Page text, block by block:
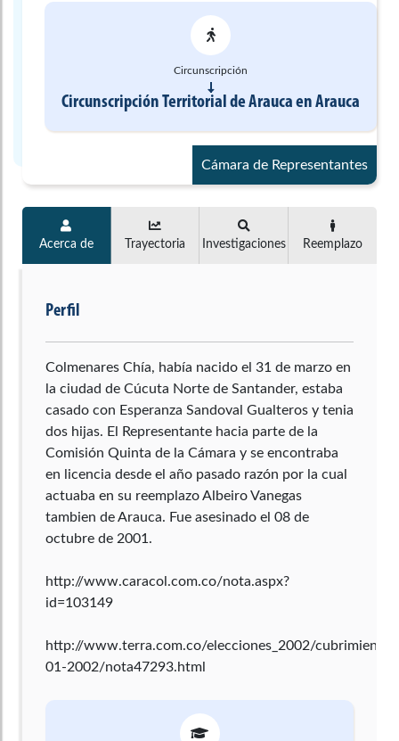
Circunscripción
Circunscripción Territorial de AraucaenArauca
Cámara de Representantes
Acerca de Trayectoria Investigaciones Reemplazo
Perfil
Colmenares Chía, había nacido el 31 de marzo en
la ciudad de Cúcuta Norte de Santander, estaba
casado con Esperanza Sandoval Gualteros y tenia
dos hijas. El Representante hacia parte de la
Comisión Quinta de la Cámara y se encontraba
en licencia desde el año pasado razón por la cual
actuaba en su reemplazo Albeiro Vanegas
tambien de Arauca. Fue asesinado el 08 de
octubre de 2001.
http://www.caracol.com.co/nota.aspx?
id=103149
http://www.terra.com.co/elecciones_2002/
01-2002/nota47293.html